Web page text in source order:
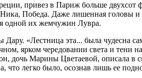
привез в Париж больше двухсот
Ника, Победа. Даже лишенная
одной их жемчужин Лувра.
«Лестница эта... была чудесна
ярком чередовании света и тени
Марины Цветаевой, описала в
что легко было, осознав лишь ее